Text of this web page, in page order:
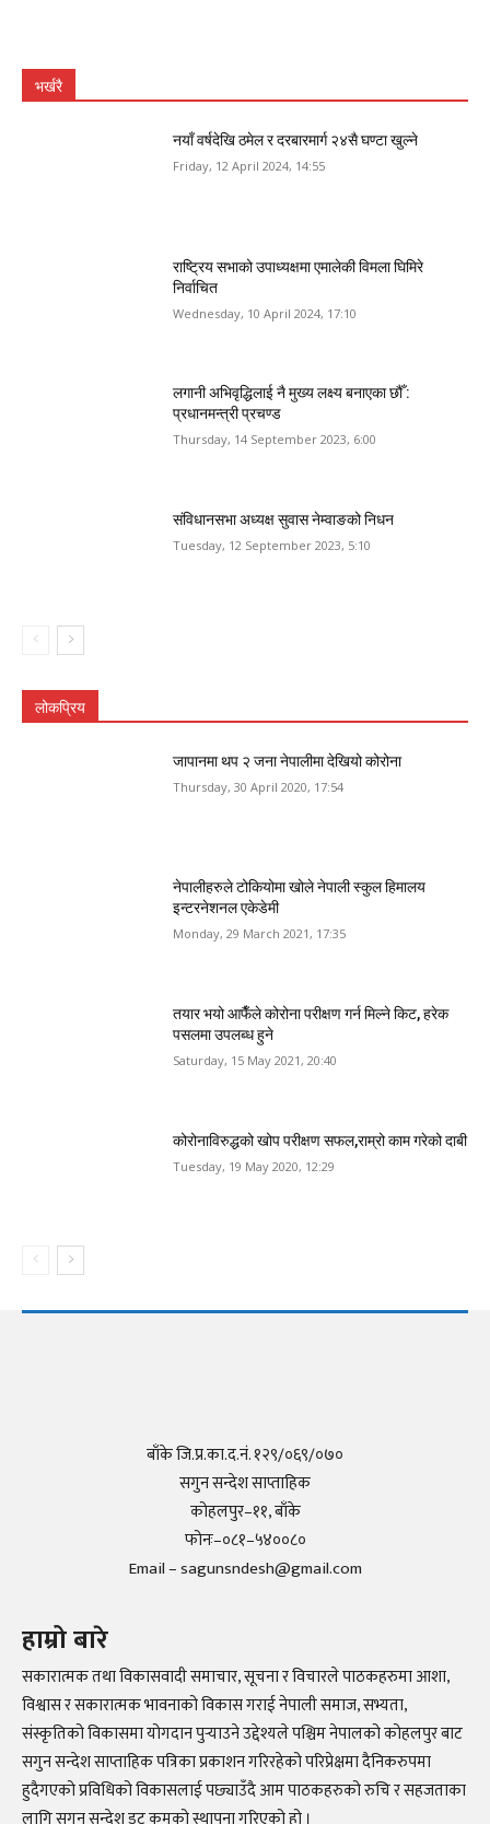
भर्खरै
नयाँ वर्षदेखि ठमेल र दरबारमार्ग २४सै घण्टा खुल्ने
Friday, 12 April 2024, 14:55
राष्ट्रिय सभाको उपाध्यक्षमा एमालेकी विमला घिमिरे
निर्वाचित
Wednesday, 10 April 2024, 17:10
लगानी अभिवृद्धिलाई नै मुख्य लक्ष्य बनाएका छौँ :
प्रधानमन्त्री प्रचण्ड
Thursday, 14 September 2023, 6:00
संविधानसभा अध्यक्ष सुवास नेम्वाङको निधन
Tuesday, 12 September 2023, 5:10
लोकप्रिय
जापानमा थप २ जना नेपालीमा देखियो कोरोना
Thursday, 30 April 2020, 17:54
नेपालीहरुले टोकियोमा खोले नेपाली स्कुल हिमालय
इन्टरनेशनल एकेडेमी
Monday, 29 March 2021, 17:35
तयार भयो आफैँले कोरोना परीक्षण गर्न मिल्ने किट, हरेक
पसलमा उपलब्ध हुने
Saturday, 15 May 2021, 20:40
कोरोनाविरुद्धको खोप परीक्षण सफल,राम्रो काम गरेको दाबी
Tuesday, 19 May 2020, 12:29
बाँके जि.प्र.का.द.नं. १२९/०६९/०७०
सगुन सन्देश साप्ताहिक
कोहलपुर–११, बाँके
फोनः–०८१–५४००८०
Email – sagunsndesh@gmail.com
हाम्रो बारे
सकारात्मक तथा विकासवादी समाचार, सूचना र विचारले पाठकहरुमा आशा,
विश्वास र सकारात्मक भावनाको विकास गराई नेपाली समाज, सभ्यता,
संस्कृतिको विकासमा योगदान पुर्‍याउने उद्देश्यले पश्चिम नेपालको कोहलपुर बाट
सगुन सन्देश साप्ताहिक पत्रिका प्रकाशन गरिरहेको परिप्रेक्षमा दैनिकरुपमा
हुदैगएको प्रविधिको विकासलाई पछ्याउँदै आम पाठकहरुको रुचि र सहजताका